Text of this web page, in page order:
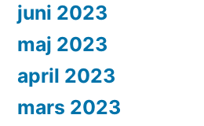
juni 2023
maj 2023
april 2023
mars 2023